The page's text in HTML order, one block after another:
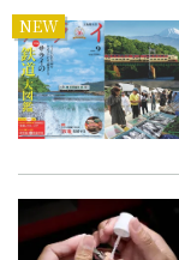
NEW